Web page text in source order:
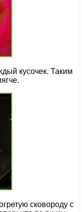
кусочек. Таким
сковороду с